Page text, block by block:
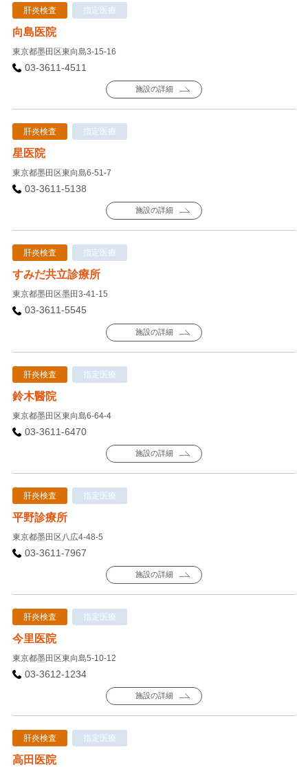
肝炎検査 指定医療
向島医院
東京都墨田区東向島3-15-16
03-3611-4511
施設の詳細
肝炎検査 指定医療
星医院
東京都墨田区東向島6-51-7
03-3611-5138
施設の詳細
肝炎検査 指定医療
すみだ共立診療所
東京都墨田区墨田3-41-15
03-3611-5545
施設の詳細
肝炎検査 指定医療
鈴木醫院
東京都墨田区東向島6-64-4
03-3611-6470
施設の詳細
肝炎検査 指定医療
平野診療所
東京都墨田区八広4-48-5
03-3611-7967
施設の詳細
肝炎検査 指定医療
今里医院
東京都墨田区東向島5-10-12
03-3612-1234
施設の詳細
肝炎検査 指定医療
高田医院